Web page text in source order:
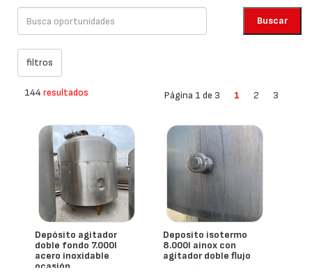
144resultados Página 1 de 3 1 2 3
Depósito agitador
doble fondo 7.000l
acero inoxidable
ocasión
Deposito isotermo
8.000l ainox con
agitador doble flujo
- España